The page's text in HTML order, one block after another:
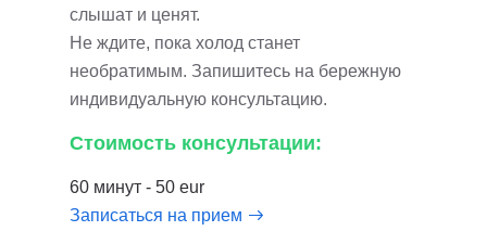
слышат и ценят.
Не ждите, пока холод станет
необратимым. Запишитесь на бережную
индивидуальную консультацию.
Стоимость консультации:
60 минут - 50 eur
Записаться на прием